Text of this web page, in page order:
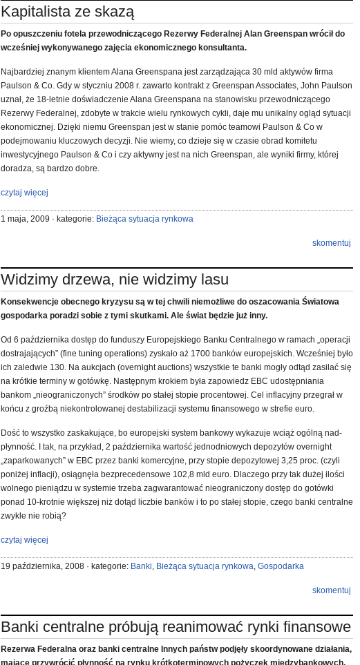
Kapitalista ze skazą
Po opuszczeniu fotela przewodniczącego Rezerwy Federalnej Alan Greenspan wrócił do
wcześniej wykonywanego zajęcia ekonomicznego konsultanta.
Najbardziej znanym klientem Alana Greenspana jest zarządzająca 30 mld aktywów firma
Paulson & Co. Gdy w styczniu 2008 r. zawarto kontrakt z Greenspan Associates, John Paulson
uznał, że 18-letnie doświadczenie Alana Greenspana na stanowisku przewodniczącego
Rezerwy Federalnej, zdobyte w trakcie wielu rynkowych cykli, daje mu unikalny ogląd sytuacji
ekonomicznej. Dzięki niemu Greenspan jest w stanie pomóc teamowi Paulson & Co w
podejmowaniu kluczowych decyzji. Nie wiemy, co dzieje się w czasie obrad komitetu
inwestycyjnego Paulson & Co i czy aktywny jest na nich Greenspan, ale wyniki firmy, której
doradza, są bardzo dobre.
czytaj więcej
1 maja, 2009 · kategorie: Bieżąca sytuacja rynkowa
skomentuj
Widzimy drzewa, nie widzimy lasu
Konsekwencje obecnego kryzysu są w tej chwili niemożliwe do oszacowania Światowa
gospodarka poradzi sobie z tymi skutkami. Ale świat będzie już inny.
Od 6 października dostęp do funduszy Europejskiego Banku Centralnego w ramach „operacji
dostrajających” (fine tuning operations) zyskało aż 1700 banków europejskich. Wcześniej było
ich zaledwie 130. Na aukcjach (overnight auctions) wszystkie te banki mogły odtąd zasilać się
na krótkie terminy w gotówkę. Następnym krokiem była zapowiedz EBC udostępniania
bankom „nieograniczonych” środków po stałej stopie procentowej. Cel inflacyjny przegrał w
końcu z groźbą niekontrolowanej destabilizacji systemu finansowego w strefie euro.
Dość to wszystko zaskakujące, bo europejski system bankowy wykazuje wciąż ogólną nad-
płynność. I tak, na przykład, 2 października wartość jednodniowych depozytów overnight
„zaparkowanych” w EBC przez banki komercyjne, przy stopie depozytowej 3,25 proc. (czyli
poniżej inflacji), osiągnęła bezprecedensowe 102,8 mld euro. Dlaczego przy tak dużej ilości
wolnego pieniądzu w systemie trzeba zagwarantować nieograniczony dostęp do gotówki
ponad 10-krotnie większej niż dotąd liczbie banków i to po stałej stopie, czego banki centralne
zwykle nie robią?
czytaj więcej
19 października, 2008 · kategorie: Banki, Bieżąca sytuacja rynkowa, Gospodarka
skomentuj
Banki centralne próbują reanimować rynki finansowe
Rezerwa Federalna oraz banki centralne Innych państw podjęły skoordynowane działania,
mające przywrócić płynność na rynku krótkoterminowych pożyczek międzybankowych.